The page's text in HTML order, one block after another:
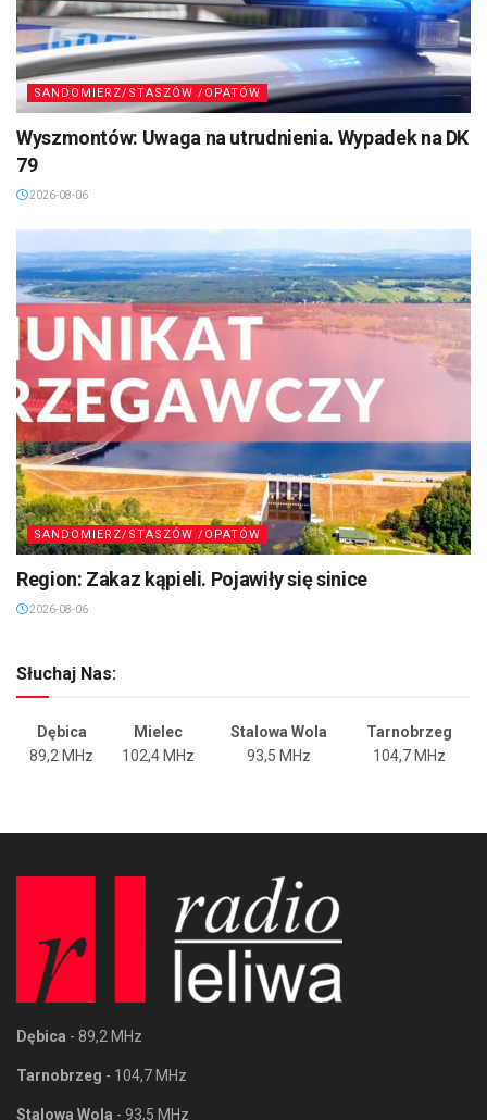
SANDOMIERZ/STASZÓW /OPATÓW
Wyszmontów: Uwaga na utrudnienia. Wypadek na DK
79
2026-08-06
SANDOMIERZ/STASZÓW /OPATÓW
Region: Zakaz kąpieli. Pojawiły się sinice
2026-08-06
Słuchaj Nas:
Dębica Mielec Stalowa Wola
Tarnobrzeg
89,2 MHz
102,4 MHz 93,5 MHz 104,7 MHz
Dębica - 89,2 MHz
Tarnobrzeg - 104,7 MHz
Stalowa Wola - 93,5 MHz